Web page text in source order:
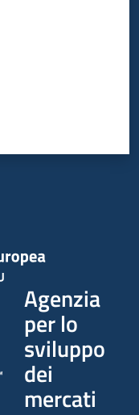
Agenzia
per lo
sviluppo
dei
mercati